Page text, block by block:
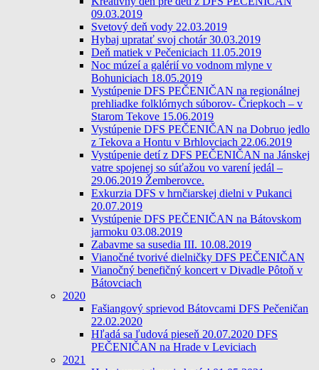
09.03.2019
Svetový deň vody 22.03.2019
Hybaj upratať svoj chotár 30.03.2019
Deň matiek v Pečeniciach 11.05.2019
Noc múzeí a galérií vo vodnom mlyne v
Bohuniciach 18.05.2019
Vystúpenie DFS PEČENIČAN na regionálnej
prehliadke folklórnych súborov- Čriepkoch – v
Starom Tekove 15.06.2019
Vystúpenie DFS PEČENIČAN na Dobruo jedlo
z Tekova a Hontu v Brhlovciach 22.06.2019
Vystúpenie detí z DFS PEČENIČAN na Jánskej
vatre spojenej so súťažou vo varení jedál –
29.06.2019 Žemberovce.
Exkurzia DFS v hrnčiarskej dielni v Pukanci
20.07.2019
Vystúpenie DFS PEČENIČAN na Bátovskom
jarmoku 03.08.2019
Zabavme sa susedia III. 10.08.2019
Vianočné tvorivé dielničky DFS PEČENIČAN
Vianočný benefičný koncert v Divadle Pôtoň v
Bátovciach
2020
Fašiangový sprievod Bátovcami DFS Pečeničan
22.02.2020
Hľadá sa ľudová pieseň 20.07.2020 DFS
PEČENIČAN na Hrade v Leviciach
2021